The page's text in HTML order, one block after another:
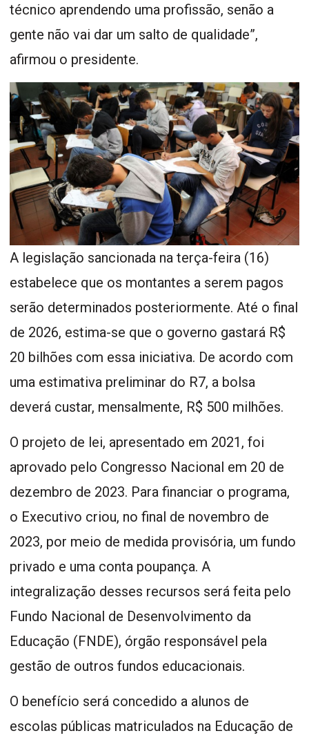
técnico aprendendo uma profissão, senão a
gente não vai dar um salto de qualidade”,
afirmou o presidente.
A legislação sancionada na terça-feira (16)
estabelece que os montantes a serem pagos
serão determinados posteriormente. Até o final
de 2026, estima-se que o governo gastará R$
20 bilhões com essa iniciativa. De acordo com
uma estimativa preliminar do R7, a bolsa
deverá custar, mensalmente, R$ 500 milhões.
O projeto de lei, apresentado em 2021, foi
aprovado pelo Congresso Nacional em 20 de
dezembro de 2023. Para financiar o programa,
o Executivo criou, no final de novembro de
2023, por meio de medida provisória, um fundo
privado e uma conta poupança. A
integralização desses recursos será feita pelo
Fundo Nacional de Desenvolvimento da
Educação (FNDE), órgão responsável pela
gestão de outros fundos educacionais.
O benefício será concedido a alunos de
escolas públicas matriculados na Educação de